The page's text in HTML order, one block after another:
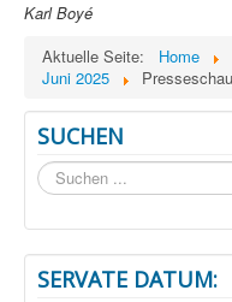
Karl Boyé
Aktuelle Seite:
Home
Juni 2025
Presseschau
SUCHEN
Suchen
...
SERVATE DATUM: